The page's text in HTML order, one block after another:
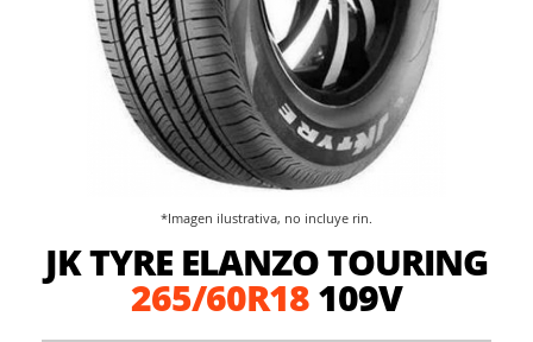
JK TYRE ELANZO TOURING
265/60R18109V
*Imagen ilustrativa, no incluye rin.
comienzo